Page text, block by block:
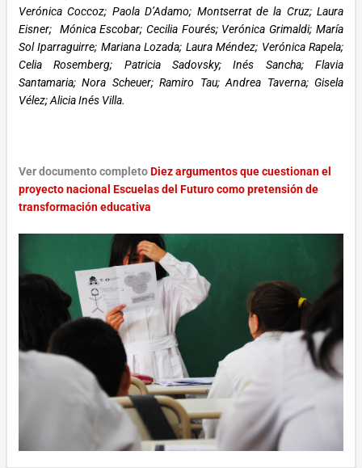
Verónica Coccoz; Paola D’Adamo; Montserrat de la Cruz; Laura
Eisner; Mónica Escobar; Cecilia Fourés; Verónica Grimaldi; María
Sol Iparraguirre; Mariana Lozada; Laura Méndez; Verónica Rapela;
Celia Rosemberg; Patricia Sadovsky; Inés Sancha; Flavia
Santamaria; Nora Scheuer; Ramiro Tau; Andrea Taverna; Gisela
Vélez; Alicia Inés Villa.
Ver documento completoDiez argumentos que cuestionan el
proyecto nacional Escuelas del Futuro como pretensión de
transformación educativa